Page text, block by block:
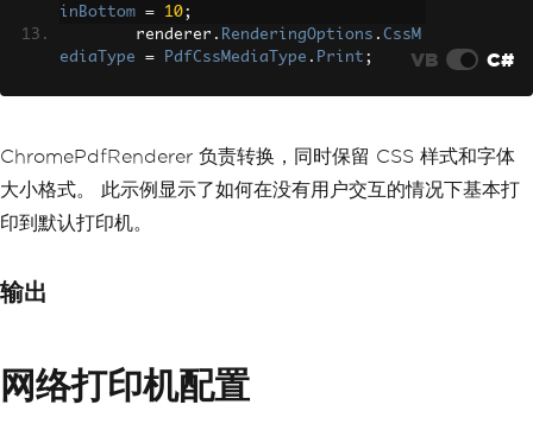
inBottom
= 10;
        renderer
. RenderingOptions . CssM
ediaType
= PdfCssMediaType . Print ;
p>"
);
// Print to default printer
        pdf
.Print();
inter"
VB C#
ChromePdfRenderer 负责转换，同时保留 CSS 样式和字体
大小格式。 此示例显示了如何在没有用户交互的情况下基本打
印到默认打印机。
输出
网络打印机配置